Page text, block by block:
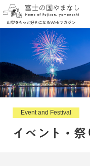
Event and Festival
イベント・祭